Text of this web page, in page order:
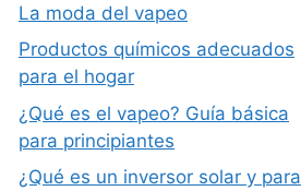
La moda del vapeo
Productos químicos adecuados
para el hogar
¿Qué es el vapeo? Guía básica
para principiantes
¿Qué es un inversor solar y para